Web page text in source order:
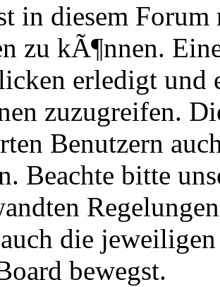
in diesem
zu kÃ¶nnen.
erledigt und
zuzugreifen.
Benutzern
Beachte bitte
die
bewegst.